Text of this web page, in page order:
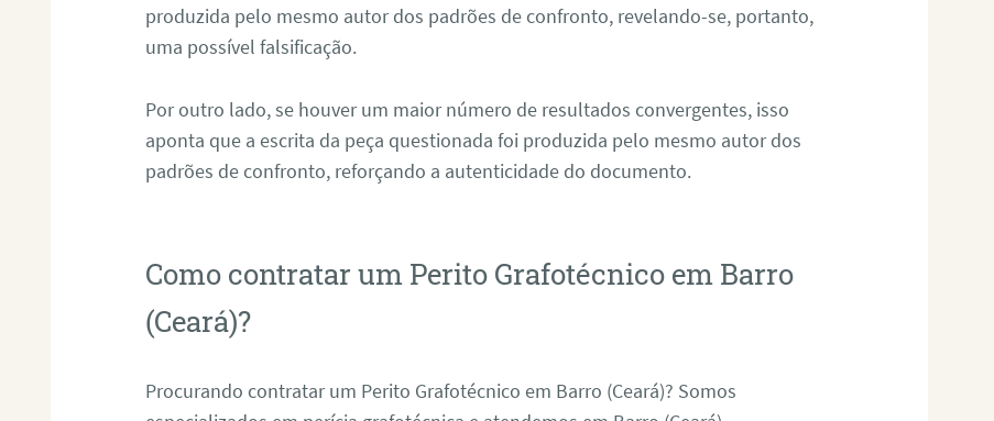
produzida pelo mesmo autor dos padrões de confronto, revelando-se, portanto,
uma possível falsificação.
Por outro lado, se houver um maior número de resultados convergentes, isso
aponta que a escrita da peça questionada foi produzida pelo mesmo autor dos
padrões de confronto, reforçando a autenticidade do documento.
Como contratar um Perito Grafotécnico em Barro
(Ceará)?
Procurando contratar um Perito Grafotécnico em Barro (Ceará)? Somos